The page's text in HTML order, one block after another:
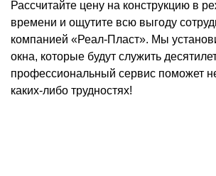
Рассчитайте цену на конструкцию в
времени и ощутите всю выгоду
компанией «Реал-Пласт». Мы
окна, которые будут служить
профессиональный сервис поможет
каких-либо трудностях!